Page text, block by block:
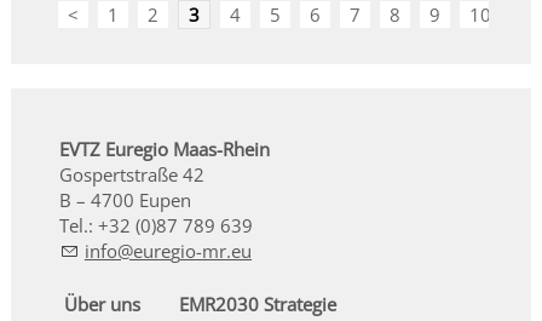
< 1 2 3 4 5 6 7 8 9 10
EVTZ Euregio Maas-Rhein
Gospertstraße 42
B – 4700 Eupen
Tel.: +32 (0)87 789 639
nf
r g -mr
Über uns
EMR2030 Strategie